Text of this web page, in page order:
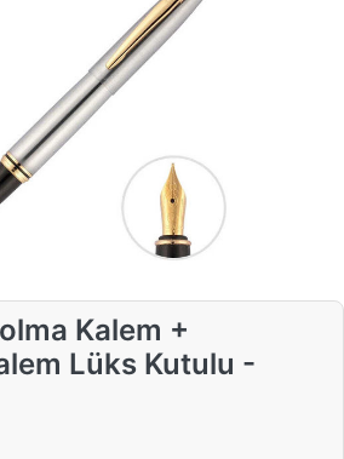
Kalem +
Lüks Kutulu -